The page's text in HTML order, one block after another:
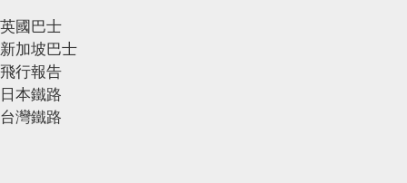
英國巴士
新加坡巴士
飛行報告
日本鐵路
台灣鐵路